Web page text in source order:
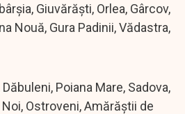
Giuvărăști, Orlea, Gârcov,
Nouă, Gura Padinii, Vădastra,
Poiana Mare, Sadova,
Ostroveni, Amărăștii de